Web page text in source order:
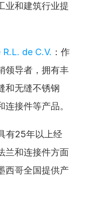
业和建筑行业提
de C.V. ：作
领导者，拥有丰
和无缝不锈钢
接件等产品。
有25年以上经
兰和连接件方面
西哥全国提供产